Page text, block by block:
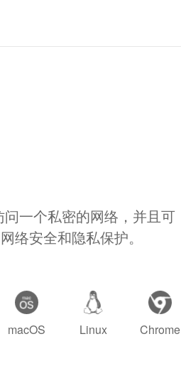
一个私密的网络，并且可
络安全和隐私保护。
macOS Linux Chrome